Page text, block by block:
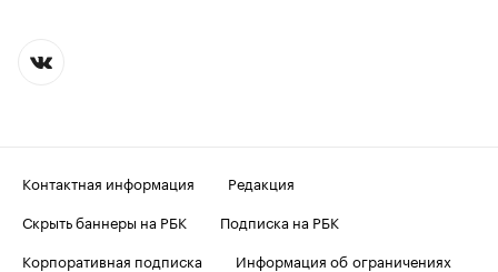
Контактная информация
Редакция
Скрыть баннеры на РБК
Подписка на РБК
Корпоративная подписка
Информация об ограничениях